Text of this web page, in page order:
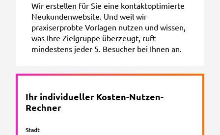
Wir erstellen für Sie eine kontaktoptimierte
Neukundenwebsite. Und weil wir
praxiserprobte Vorlagen nutzen und wissen,
was Ihre Zielgruppe überzeugt, ruft
mindestens jeder 5. Besucher bei Ihnen an.
Ihr individueller Kosten-Nutzen-
Rechner
Stadt